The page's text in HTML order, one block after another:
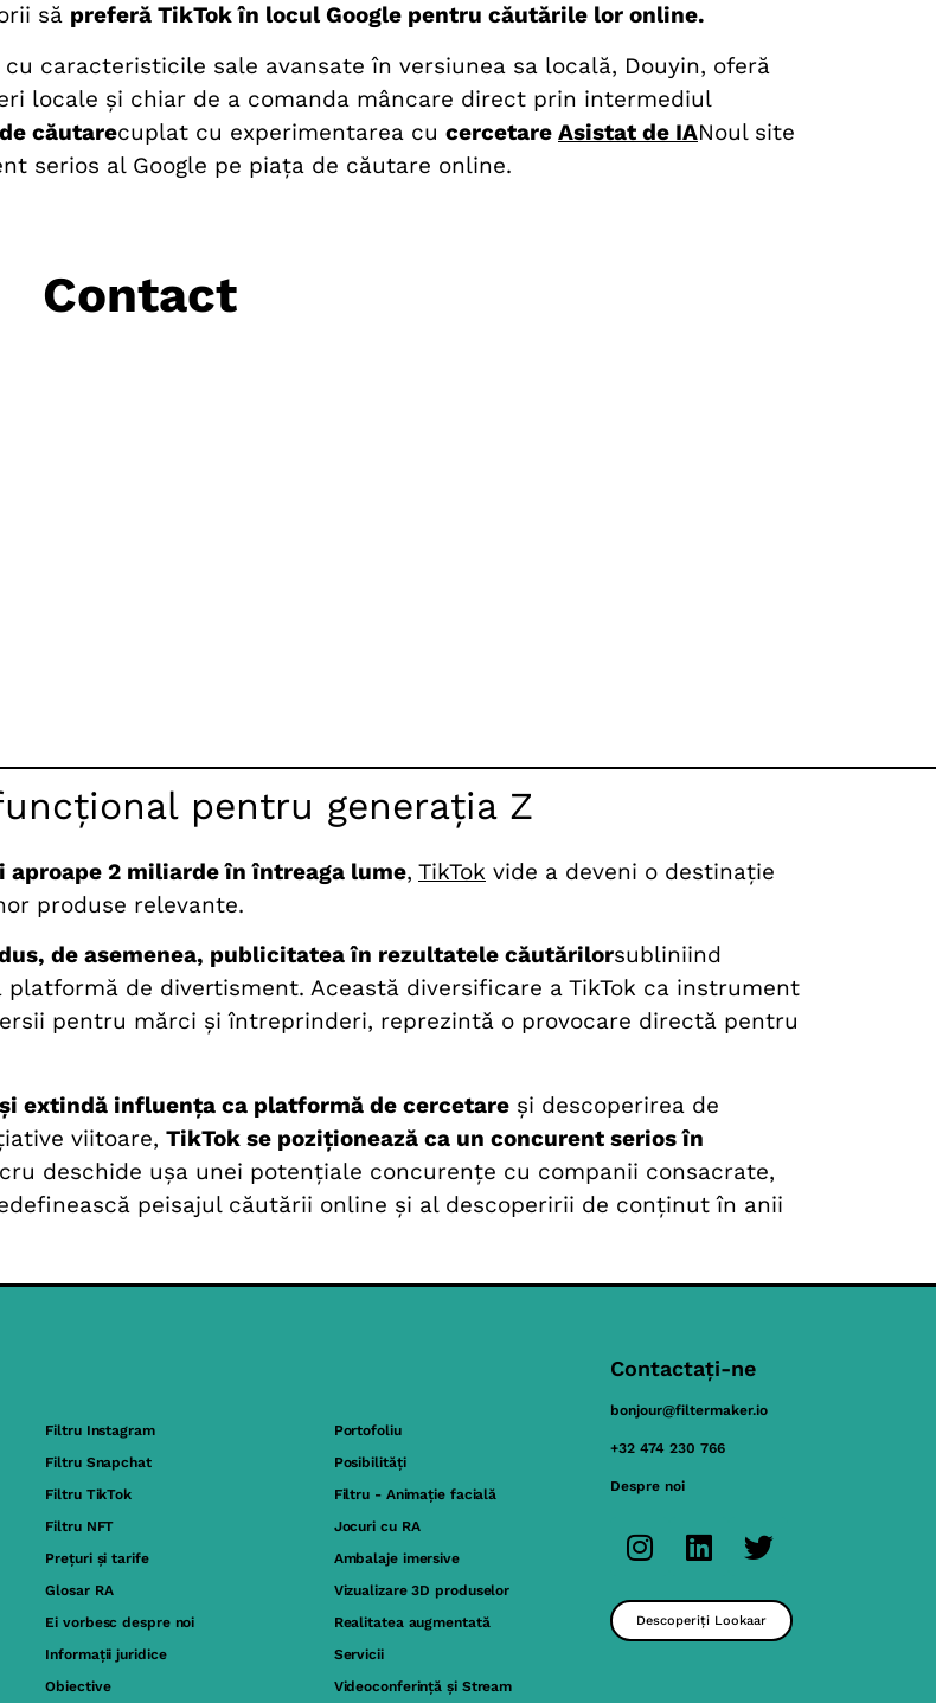
să preferă TikTok în locul Google pentru căutările lor online.
caracteristicile sale avansate în versiunea sa locală, Douyin, oferă
locale și chiar de a comanda mâncare direct prin intermediul
căutarecuplat cu experimentarea cu cercetare Asistat de IANoul site
serios al Google pe piața de căutare online.
Contact
pentru generația Z
2 miliarde în întreaga lume, TikTok vide a deveni o destinație
produse relevante.
de asemenea, publicitatea în rezultatele căutărilorsubliniind
de divertisment. Această diversificare a TikTok ca instrument
pentru mărci și întreprinderi, reprezintă o provocare directă pentru
extindă influența ca platformă de cercetare și descoperirea de
viitoare, TikTok se poziționează ca un concurent serios în
deschide ușa unei potențiale concurențe cu companii consacrate,
peisajul căutării online și al descoperirii de conținut în anii
Filtru Instagram
Filtru Snapchat
Filtru TikTok
Filtru NFT
Prețuri și tarife
Glosar RA
Ei vorbesc despre noi
Informații juridice
Obiective
Portofoliu
Posibilități
Filtru - Animație facială
Jocuri cu RA
Ambalaje imersive
Vizualizare 3D produselor
Realitatea augmentată
Servicii
Videoconferință și Stream
Contactați-ne
bonjour@filtermaker.io
+32 474 230 766
Despre noi
Descoperiți Lookaar